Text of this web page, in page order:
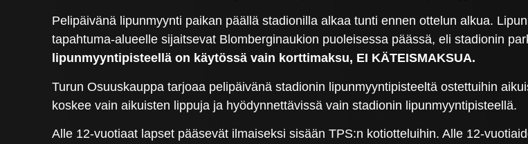
Pelipäivänä lipunmyynti paikan päällä stadionilla alkaa tunti ennen ottelun alkua.
tapahtuma-alueelle sijaitsevat Blomberginaukion puoleisessa päässä, eli stadionin
lipunmyyntipisteellä on käytössä vain korttimaksu, EI KÄTEISMAKSUA.
Turun Osuuskauppa tarjoaa pelipäivänä stadionin lipunmyyntipisteeltä ostettuihin
koskee vain aikuisten lippuja ja hyödynnettävissä vain stadionin lipunmyyntipisteellä.
Alle 12-vuotiaat lapset pääsevät ilmaiseksi sisään TPS:n kotiotteluihin. Alle 12-